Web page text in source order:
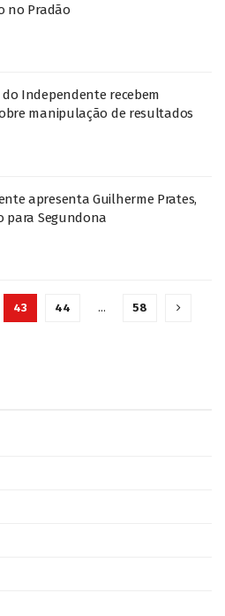
no Pradão
do Independente recebem
manipulação de resultados
apresenta Guilherme Prates,
para Segundona
43 44 … 58